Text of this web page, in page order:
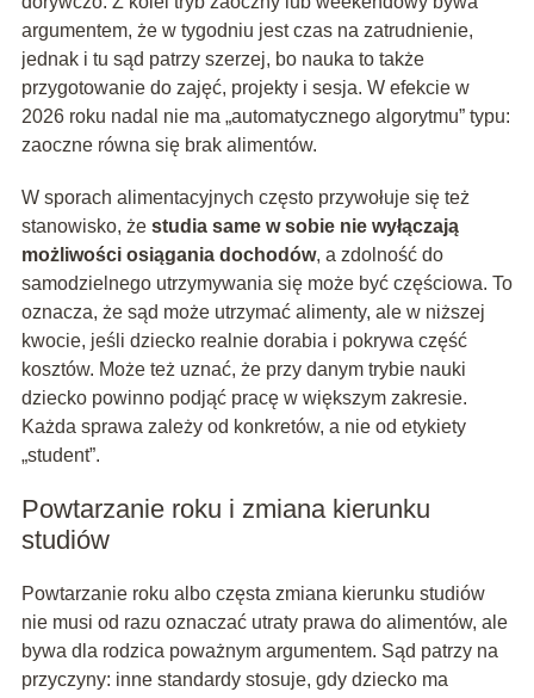
argumentem, że w tygodniu jest czas na zatrudnienie,
jednak i tu sąd patrzy szerzej, bo nauka to także
przygotowanie do zajęć, projekty i sesja. W efekcie w
2026 roku nadal nie ma „automatycznego algorytmu” typu:
zaoczne równa się brak alimentów.
W sporach alimentacyjnych często przywołuje się też
stanowisko, że studia same w sobie nie wyłączają
możliwości osiągania dochodów, a zdolność do
samodzielnego utrzymywania się może być częściowa. To
oznacza, że sąd może utrzymać alimenty, ale w niższej
kwocie, jeśli dziecko realnie dorabia i pokrywa część
kosztów. Może też uznać, że przy danym trybie nauki
dziecko powinno podjąć pracę w większym zakresie.
Każda sprawa zależy od konkretów, a nie od etykiety
„student”.
Powtarzanie roku i zmiana kierunku
studiów
Powtarzanie roku albo częsta zmiana kierunku studiów
nie musi od razu oznaczać utraty prawa do alimentów, ale
bywa dla rodzica poważnym argumentem. Sąd patrzy na
przyczyny: inne standardy stosuje, gdy dziecko ma